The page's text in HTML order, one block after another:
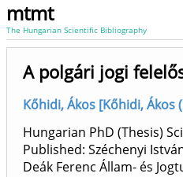
mtmt
The Hungarian Scientific Bibliography
A polgári jogi
Kőhidi, Ákos [Kőhidi,
Hungarian PhD (Thesis)
Published: Széchenyi
Deák Ferenc Állam- és